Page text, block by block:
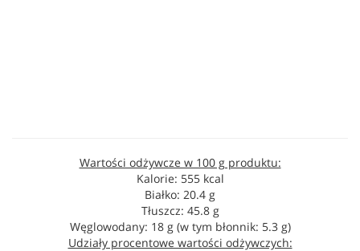
Wartości odżywcze w 100 g produktu:
Kalorie: 555 kcal
Białko: 20.4 g
Tłuszcz: 45.8 g
Węglowodany: 18 g (w tym błonnik: 5.3 g)
Udziały procentowe wartości odżywczych: